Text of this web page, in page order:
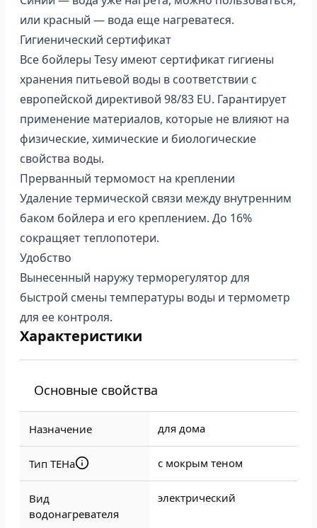
или красный — вода еще нагреватеся.
Гигиенический сертификат
Все бойлеры Tesy имеют сертификат гигиены
хранения питьевой воды в соответствии с
европейской директивой 98/83 EU. Гарантирует
применение материалов, которые не влияют на
физические, химические и биологические
свойства воды.
Прерванный термомост на креплении
Удаление термической связи между внутренним
баком бойлера и его креплением. До 16%
сокращяет теплопотери.
Удобство
Вынесенный наружу терморегулятор для
быстрой смены температуры воды и термометр
для ее контроля.
Характеристики
Основные свойства
Назначение для дома
Тип ТЕНа с мокрым теном
Вид
водонагревателя
электрический